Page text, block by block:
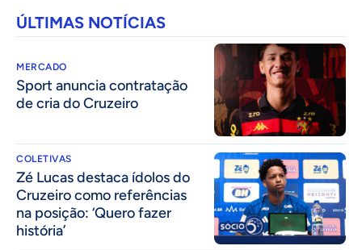
ÚLTIMAS NOTÍCIAS
MERCADO
Sport anuncia contratação
de cria do Cruzeiro
COLETIVAS
Zé Lucas destaca ídolos do
Cruzeiro como referências
na posição: ‘Quero fazer
história’